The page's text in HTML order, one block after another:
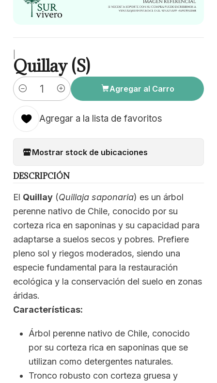
Quillay (S)
Cantidad
Agregar al Carro
Agregar a la lista de favoritos
Mostrar stock de ubicaciones
DESCRIPCIÓN
El Quillay (Quillaja saponaria) es un árbol
perenne nativo de Chile, conocido por su
corteza rica en saponinas y su capacidad para
adaptarse a suelos secos y pobres. Prefiere
pleno sol y riegos moderados, siendo una
especie fundamental para la restauración
ecológica y la conservación del suelo en zonas
áridas.
Características:
Árbol perenne nativo de Chile, conocido
por su corteza rica en saponinas que se
utilizan como detergentes naturales.
Tronco robusto con corteza gruesa y